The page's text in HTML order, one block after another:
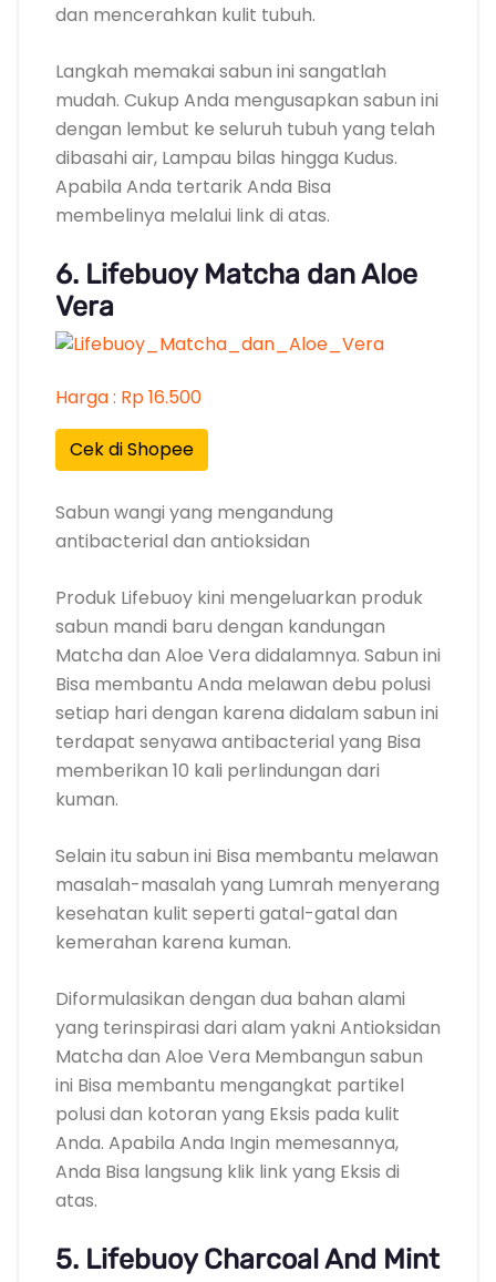
dan mencerahkan kulit tubuh.
Langkah memakai sabun ini sangatlah
mudah. Cukup Anda mengusapkan sabun ini
dengan lembut ke seluruh tubuh yang telah
dibasahi air, Lampau bilas hingga Kudus.
Apabila Anda tertarik Anda Bisa
membelinya melalui link di atas.
6. Lifebuoy Matcha dan Aloe
Vera
Harga : Rp 16.500
Cek di Shopee
Sabun wangi yang mengandung
antibacterial dan antioksidan
Produk Lifebuoy kini mengeluarkan produk
sabun mandi baru dengan kandungan
Matcha dan Aloe Vera didalamnya. Sabun ini
Bisa membantu Anda melawan debu polusi
setiap hari dengan karena didalam sabun ini
terdapat senyawa antibacterial yang Bisa
memberikan 10 kali perlindungan dari
kuman.
Selain itu sabun ini Bisa membantu melawan
masalah-masalah yang Lumrah menyerang
kesehatan kulit seperti gatal-gatal dan
kemerahan karena kuman.
Diformulasikan dengan dua bahan alami
yang terinspirasi dari alam yakni Antioksidan
Matcha dan Aloe Vera Membangun sabun
ini Bisa membantu mengangkat partikel
polusi dan kotoran yang Eksis pada kulit
Anda. Apabila Anda Ingin memesannya,
Anda Bisa langsung klik link yang Eksis di
atas.
5. Lifebuoy Charcoal And Mint